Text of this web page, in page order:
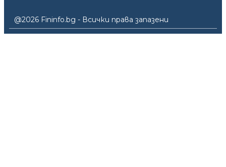
@2026 Fininfo.bg - Всички права запазени